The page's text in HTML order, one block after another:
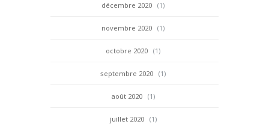
décembre 2020 (1)
novembre 2020 (1)
octobre 2020 (1)
septembre 2020 (1)
août 2020 (1)
juillet 2020 (1)